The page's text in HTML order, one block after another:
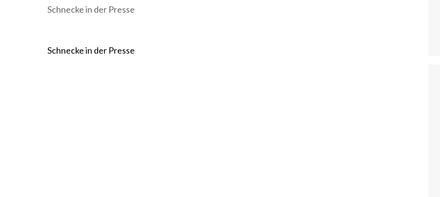
Schnecke in der Presse
Beitragsnavigation
Schnecke in der Presse